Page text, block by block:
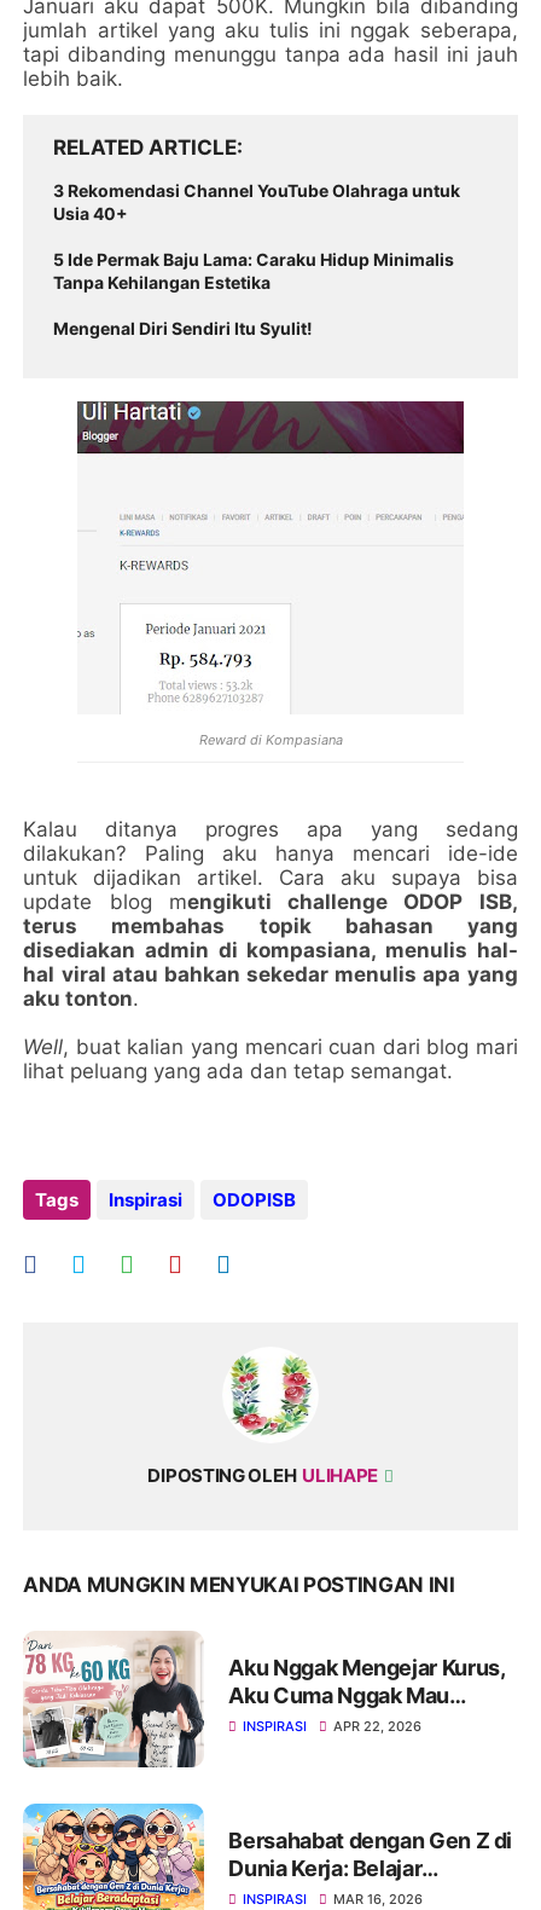
Januari aku dapat 500K. Mungkin bila dibanding
jumlah artikel yang aku tulis ini nggak seberapa,
tapi dibanding menunggu tanpa ada hasil ini jauh
lebih baik.
RELATED ARTICLE
3 Rekomendasi Channel YouTube Olahraga untuk
Usia 40+
5 Ide Permak Baju Lama: Caraku Hidup Minimalis
Tanpa Kehilangan Estetika
Mengenal Diri Sendiri Itu Syulit!
Reward di Kompasiana
Kalau ditanya progres apa yang sedang
dilakukan? Paling aku hanya mencari ide-ide
untuk dijadikan artikel. Cara aku supaya bisa
update blog mengikuti challenge ODOP ISB,
terus membahas topik bahasan yang
disediakan admin di kompasiana, menulis hal-
hal viral atau bahkan sekedar menulis apa yang
aku tonton.
Well, buat kalian yang mencari cuan dari blog mari
lihat peluang yang ada dan tetap semangat.
Tags Inspirasi ODOPISB
DIPOSTING OLEH ULIHAPE
ANDA MUNGKIN MENYUKAI POSTINGAN INI
Aku Nggak Mengejar Kurus,
Aku Cuma Nggak Mau
Kehilangan Diriku Sendiri
INSPIRASI APR 22, 2026
Bersahabat dengan Gen Z di
Dunia Kerja: Belajar
Beradaptasi Tanpa
INSPIRASI MAR 16, 2026